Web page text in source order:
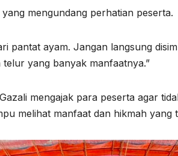
mengundang perhatian peserta.
pantat ayam. Jangan langsung
yang banyak manfaatnya.”
mengajak para peserta agar
melihat manfaat dan hikmah yang